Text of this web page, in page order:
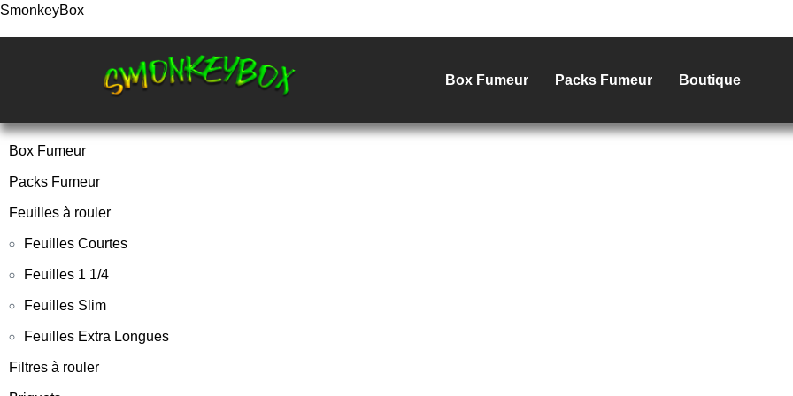
SmonkeyBox
Box Fumeur Packs Fumeur Boutique
Box Fumeur
Packs Fumeur
Feuilles à rouler
Feuilles Courtes
Feuilles 1 1/4
Feuilles Slim
Feuilles Extra Longues
Filtres à rouler